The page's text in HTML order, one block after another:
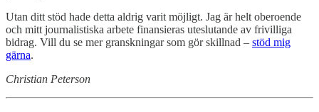
Utan ditt stöd hade detta aldrig varit möjligt. Jag är helt oberoende
och mitt journalistiska arbete finansieras uteslutande av frivilliga
bidrag. Vill du se mer granskningar som gör skillnad – stöd mig
gärna.
Christian Peterson